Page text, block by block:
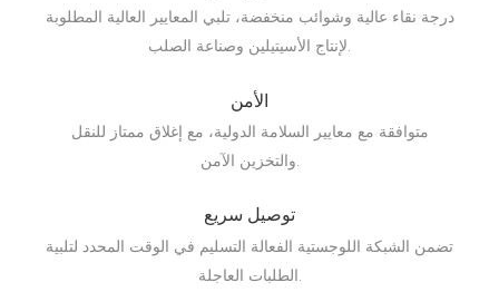
درجة نقاء عالية وشوائب منخفضة، تلبي المعايير العالية المطلوبة
لإنتاج الأسيتيلين وصناعة الصلب.
الأمن
متوافقة مع معايير السلامة الدولية، مع إغلاق ممتاز للنقل
والتخزين الآمن.
توصيل سريع
تضمن الشبكة اللوجستية الفعالة التسليم في الوقت المحدد لتلبية
الطلبات العاجلة.